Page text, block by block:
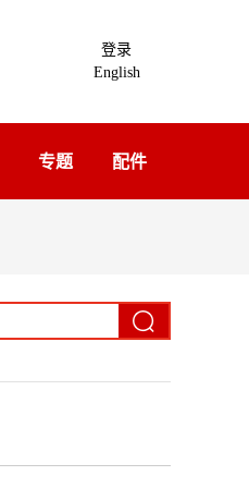
登录
English
专题 配件